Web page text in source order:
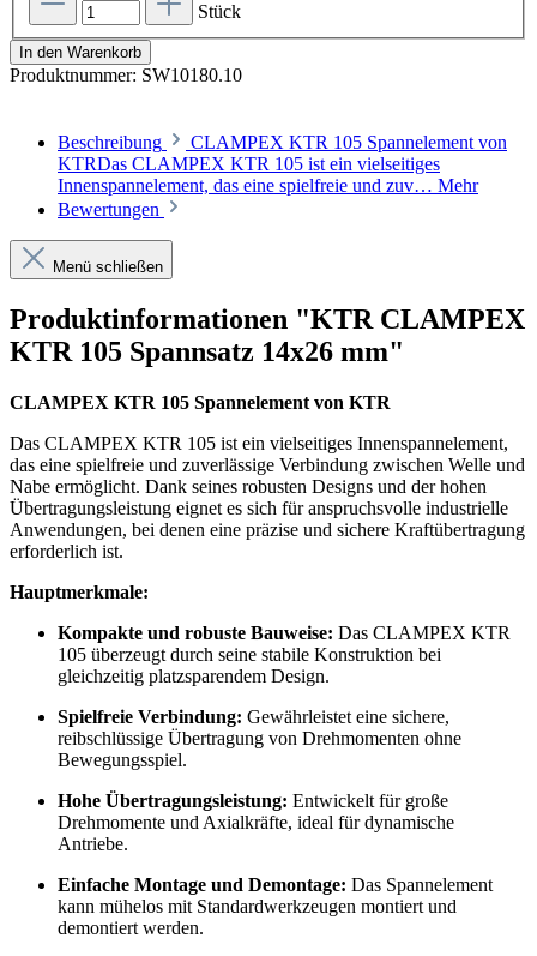
Stück
In den Warenkorb
Produktnummer: SW10180.10
Beschreibung
CLAMPEX KTR 105 Spannelement von
KTRDas CLAMPEX KTR 105 ist ein vielseitiges
Innenspannelement, das eine spielfreie und zuv… Mehr
Bewertungen
Menü schließen
Produktinformationen "KTR CLAMPEX
KTR 105 Spannsatz 14x26 mm"
CLAMPEX KTR 105 Spannelement von KTR
Das CLAMPEX KTR 105 ist ein vielseitiges Innenspannelement,
das eine spielfreie und zuverlässige Verbindung zwischen Welle und
Nabe ermöglicht. Dank seines robusten Designs und der hohen
Übertragungsleistung eignet es sich für anspruchsvolle industrielle
Anwendungen, bei denen eine präzise und sichere Kraftübertragung
erforderlich ist.
Hauptmerkmale:
Kompakte und robuste Bauweise: Das CLAMPEX KTR
105 überzeugt durch seine stabile Konstruktion bei
gleichzeitig platzsparendem Design.
Spielfreie Verbindung: Gewährleistet eine sichere,
reibschlüssige Übertragung von Drehmomenten ohne
Bewegungsspiel.
Hohe Übertragungsleistung: Entwickelt für große
Drehmomente und Axialkräfte, ideal für dynamische
Antriebe.
Einfache Montage und Demontage: Das Spannelement
kann mühelos mit Standardwerkzeugen montiert und
demontiert werden.